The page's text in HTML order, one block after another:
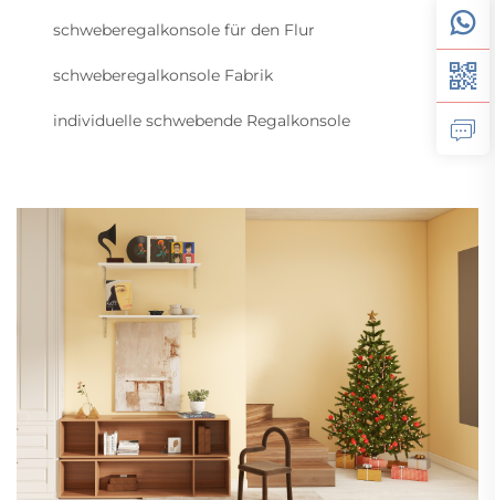
schweberegalkonsole für den Flur
schweberegalkonsole Fabrik
individuelle schwebende Regalkonsole